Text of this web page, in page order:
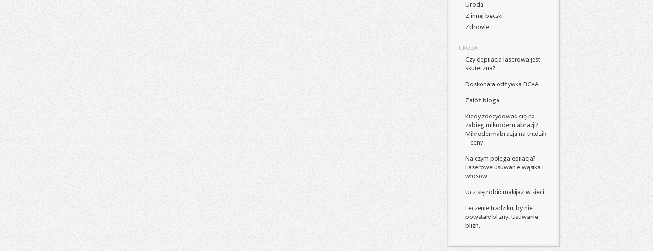
Uroda
Z innej beczki
Zdrowie
URODA
Czy depilacja laserowa jest
skuteczna?
Doskonała odżywka BCAA
Załóż bloga
Kiedy zdecydować się na
zabieg mikrodermabrazji?
Mikrodermabrazja na trądzik
– ceny
Na czym polega epilacja?
Laserowe usuwanie wąsika i
włosów
Ucz się robić makijaż w sieci
Leczenie trądziku, by nie
powstały blizny. Usuwanie
blizn.